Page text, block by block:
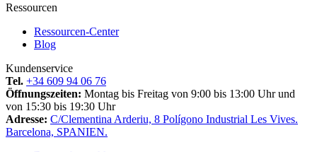
Ressourcen
Ressourcen-Center
Blog
Kundenservice
Tel. +34 609 94 06 76
Öffnungszeiten: Montag bis Freitag von 9:00 bis 13:00 Uhr und
von 15:30 bis 19:30 Uhr
Adresse: C/Clementina Arderiu, 8 Polígono Industrial Les Vives.
Barcelona, SPANIEN.